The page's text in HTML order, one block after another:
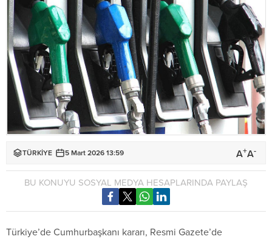
TÜRKİYE 5 Mart 2026 13:59 A+A-
BU KONUYU SOSYAL MEDYA HESAPLARINDA PAYLAŞ
Türkiye’de Cumhurbaşkanı kararı, Resmi Gazete’de